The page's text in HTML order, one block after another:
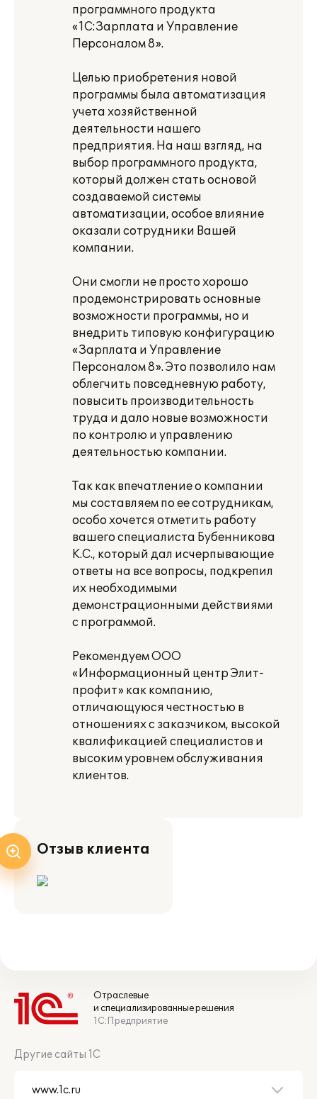
программного продукта
«1С:Зарплата и Управление
Персоналом 8».
Целью приобретения новой
программы была автоматизация
учета хозяйственной
деятельности нашего
предприятия. На наш взгляд, на
выбор программного продукта,
который должен стать основой
создаваемой системы
автоматизации, особое влияние
оказали сотрудники Вашей
компании.
Они смогли не просто хорошо
продемонстрировать основные
возможности программы, но и
внедрить типовую конфигурацию
«Зарплата и Управление
Персоналом 8». Это позволило нам
облегчить повседневную работу,
повысить производительность
труда и дало новые возможности
по контролю и управлению
деятельностью компании.
Так как впечатление о компании
мы составляем по ее сотрудникам,
особо хочется отметить работу
вашего специалиста Бубенникова
К.С., который дал исчерпывающие
ответы на все вопросы, подкрепил
их необходимыми
демонстрационными действиями
с программой.
Рекомендуем ООО
«Информационный центр Элит-
профит» как компанию,
отличающуюся честностью в
отношениях с заказчиком, высокой
квалификацией специалистов и
высоким уровнем обслуживания
клиентов.
Отзыв клиента
Отраслевые
и специализированные решения
1С:Предприятие
Другие сайты 1С